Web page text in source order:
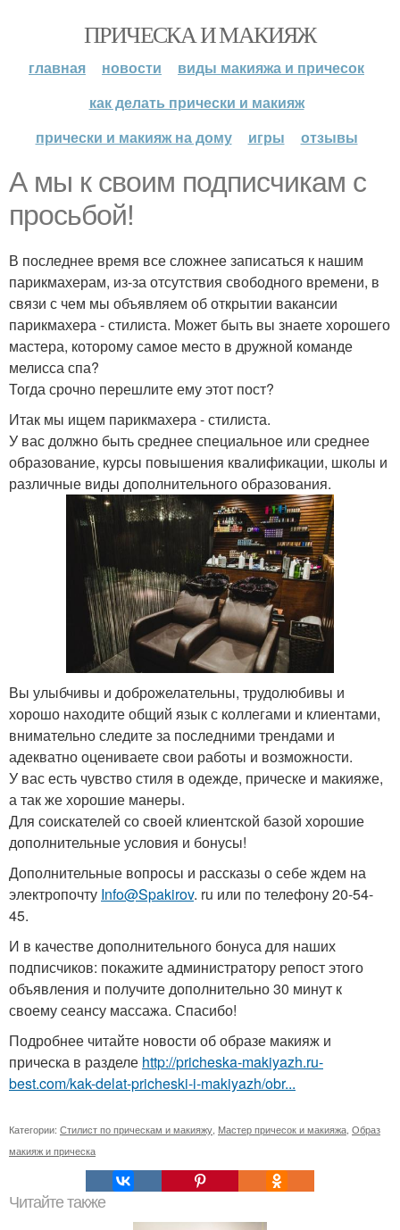
ПРИЧЕСКА И МАКИЯЖ
главная новости
виды макияжа и причесок
как делать прически и макияж
прически и макияж на дому
игры отзывы
А мы к своим подписчикам с
просьбой!
В последнее время все сложнее записаться к нашим
парикмахерам, из-за отсутствия свободного времени, в
связи с чем мы объявляем об открытии вакансии
парикмахера - стилиста. Может быть вы знаете хорошего
мастера, которому самое место в дружной команде
мелисса спа?
Тогда срочно перешлите ему этот пост?
Итак мы ищем парикмахера - стилиста.
У вас должно быть среднее специальное или среднее
образование, курсы повышения квалификации, школы и
различные виды дополнительного образования.
Вы улыбчивы и доброжелательны, трудолюбивы и
хорошо находите общий язык с коллегами и клиентами,
внимательно следите за последними трендами и
адекватно оцениваете свои работы и возможности.
У вас есть чувство стиля в одежде, прическе и макияже,
а так же хорошие манеры.
Для соискателей со своей клиентской базой хорошие
дополнительные условия и бонусы!
Дополнительные вопросы и рассказы о себе ждем на
электропочту Info@Spakirov. ru или по телефону 20-54-
45.
И в качестве дополнительного бонуса для наших
подписчиков: покажите администратору репост этого
объявления и получите дополнительно 30 минут к
своему сеансу массажа. Спасибо!
Подробнее читайте новости об образе макияж и
прическа в разделе http://pricheska-makiyazh.ru-
best.com/kak-delat-pricheski-i-makiyazh/obr...
Категории: Стилист по прическам и макияжу Мастер причесок и макияжа Образ
макияж и прическа
Читайте также